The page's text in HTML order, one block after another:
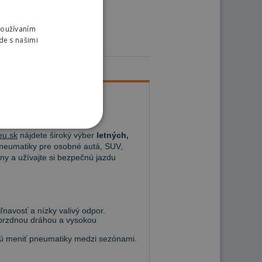
nájdete široký výber letných,
pre osobné autá, SUV,
a užívajte si bezpečnú jazdu
a nízky valivý odpor.
dráhou a vysokou
meniť pneumatiky medzi sezónami.
s našimi